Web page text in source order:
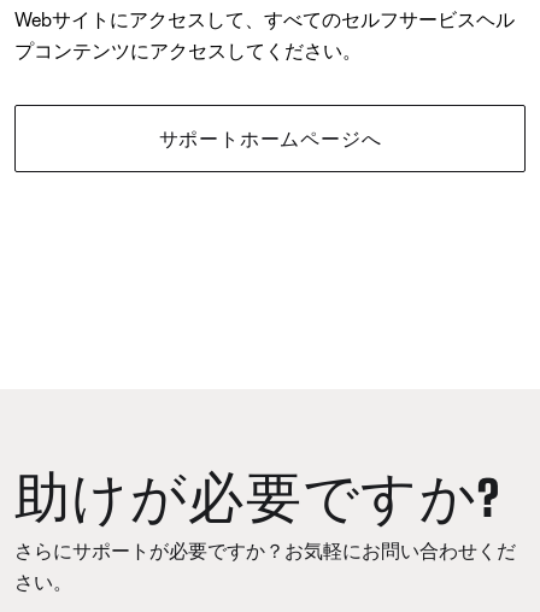
Webサイトにアクセスして、すべてのセルフサービスヘル
プコンテンツにアクセスしてください。
サポートホームページへ
助けが必要ですか?
さらにサポートが必要ですか？お気軽にお問い合わせくだ
さい。